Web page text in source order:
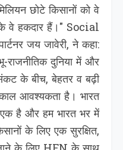
छोटे किसानों को वे
वे हकदार हैं।" Social
जय जावेरी, ने कहा:
राजनीतिक दुनिया में और
के बीच, बेहतर व बढ़ी
आवश्यकता है। भारत
है और हम भारत भर में
के लिए एक सुरक्षित,